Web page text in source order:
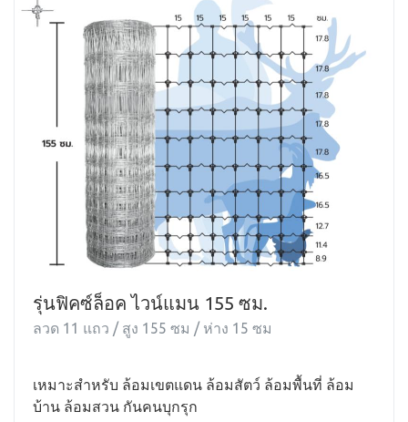
รุ่นฟิคซ์ล็อค ไวน์แมน 155 ซม.
ลวด 11 แถว / สูง 155 ซม / ห่าง 15 ซม
เหมาะสำหรับ ล้อมเขตแดน ล้อมสัตว์ ล้อมพื้นที่ ล้อม
บ้าน ล้อมสวน กันคนบุกรุก